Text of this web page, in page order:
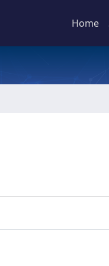
Home